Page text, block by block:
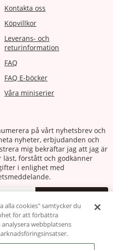
Kontakta oss
Köpvillkor
Leverans- och
returinformation
FAQ
FAQ E-böcker
Våra miniserier
på vårt nyhetsbrev och
nyheter, erbjudanden och
mig bekräftar jag att jag är
förstått och godkänner
i enlighet med
alla cookies" samtycker du
för att förbättra
webbplatsens